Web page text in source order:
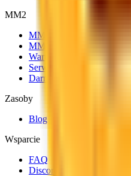
MM2
MM2 Handel
MM2 Trade Checker
Wartości MM2
Serwery transakcyjne MM2
Darmowe przedmioty MM2
Zasoby
Blog
Wsparcie
FAQ
Discord